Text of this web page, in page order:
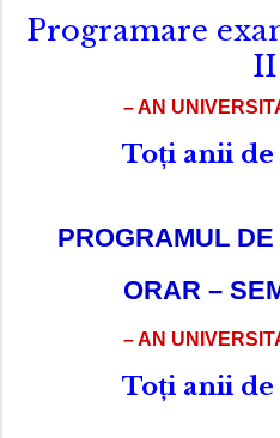
Programare
II
– AN
Toți anii
PROGRAMUL
ORAR –
– AN
Toți anii